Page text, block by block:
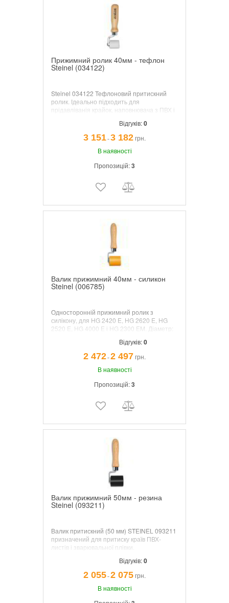
Прижимний ролик 40мм - тефлон
Steinel (034122)
Steinel 034122 Тефлоновий притискний
ролик. Ідеально підходить для
прідавліванія крайок, наповнювача з ПВХ і
Відгуків:0
3 151¯3 182грн.
В наявності
Пропозицій:3
Валик прижимний 40мм - силикон
Steinel (006785)
Односторонній прижимний ролик з
силікону, для HG 2420 E, HG 2620 E, HG
2520 E, HG 4000 E і HG 2300 EM. Діаметр:
стрічок кромок, ПВХ-плівки і т. Д., З
кульковим підшипником.
Відгуків:0
2 472¯2 497грн.
В наявності
Пропозицій:3
Валик прижимний 50мм - резина
Steinel (093211)
Валик притискний (50 мм) STEINEL 093211
призначений для притиску країв ПВХ-
листів і зварювальної плівки.
Відгуків:0
2 055¯2 075грн.
В наявності